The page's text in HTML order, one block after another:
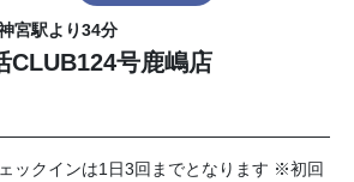
宮駅より34分
CLUB124号鹿嶋店
ックインは1日3回までとなります ※初回